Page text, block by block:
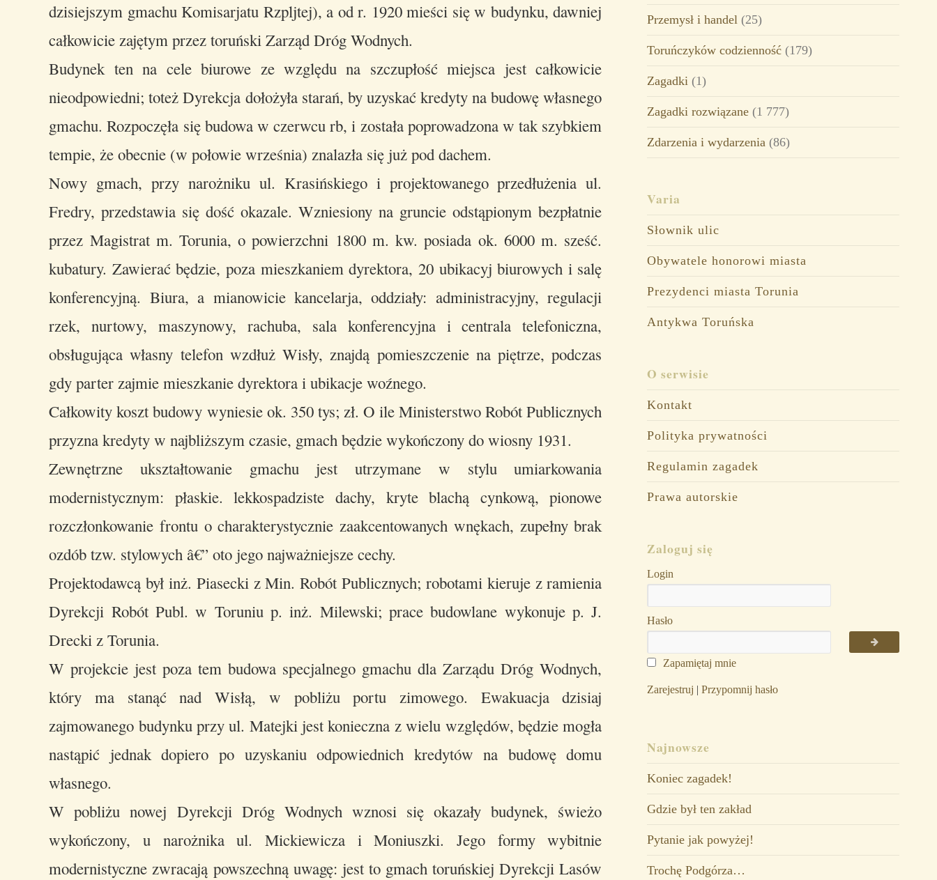
dzisiejszym gmachu Komisarjatu Rzpljtej), a od r. 1920 mieści się w budynku, dawniej
całkowicie zajętym przez toruński Zarząd Dróg Wodnych.
Budynek ten na cele biurowe ze względu na szczupłość miejsca jest całkowicie
nieodpowiedni; toteż Dyrekcja dołożyła starań, by uzyskać kredyty na budowę własnego
gmachu. Rozpoczęła się budowa w czerwcu rb, i została poprowadzona w tak szybkiem
tempie, że obecnie (w połowie września) znalazła się już pod dachem.
Nowy gmach, przy narożniku ul. Krasińskiego i projektowanego przedłużenia ul.
Fredry, przedstawia się dość okazale. Wzniesiony na gruncie odstąpionym bezpłatnie
przez Magistrat m. Torunia, o powierzchni 1800 m. kw. posiada ok. 6000 m. sześć.
kubatury. Zawierać będzie, poza mieszkaniem dyrektora, 20 ubikacyj biurowych i salę
konferencyjną. Biura, a mianowicie kancelarja, oddziały: administracyjny, regulacji
rzek, nurtowy, maszynowy, rachuba, sala konferencyjna i centrala telefoniczna,
obsługująca własny telefon wzdłuż Wisły, znajdą pomieszczenie na piętrze, podczas
gdy parter zajmie mieszkanie dyrektora i ubikacje woźnego.
Całkowity koszt budowy wyniesie ok. 350 tys; zł. O ile Ministerstwo Robót Publicznych
przyzna kredyty w najbliższym czasie, gmach będzie wykończony do wiosny 1931.
Zewnętrzne ukształtowanie gmachu jest utrzymane w stylu umiarkowania
modernistycznym: płaskie. lekkospadziste dachy, kryte blachą cynkową, pionowe
rozczłonkowanie frontu o charakterystycznie zaakcentowanych wnękach, zupełny brak
ozdób tzw. stylowych â€” oto jego najważniejsze cechy.
Projektodawcą był inż. Piasecki z Min. Robót Publicznych; robotami kieruje z ramienia
Dyrekcji Robót Publ. w Toruniu p. inż. Milewski; prace budowlane wykonuje p. J.
Drecki z Torunia.
W projekcie jest poza tem budowa specjalnego gmachu dla Zarządu Dróg Wodnych,
który ma stanąć nad Wisłą, w pobliżu portu zimowego. Ewakuacja dzisiaj
zajmowanego budynku przy ul. Matejki jest konieczna z wielu względów, będzie mogła
nastąpić jednak dopiero po uzyskaniu odpowiednich kredytów na budowę domu
własnego.
W pobliżu nowej Dyrekcji Dróg Wodnych wznosi się okazały budynek, świeżo
wykończony, u narożnika ul. Mickiewicza i Moniuszki. Jego formy wybitnie
modernistyczne zwracają powszechną uwagę: jest to gmach toruńskiej Dyrekcji Lasów
Przemysł i handel(25)
Toruńczyków codzienność(179)
Zagadki(1)
Zagadki rozwiązane(1 777)
Zdarzenia i wydarzenia(86)
Varia
Słownik ulic
Obywatele honorowi miasta
Prezydenci miasta Torunia
Antykwa Toruńska
O serwisie
Kontakt
Polityka prywatności
Regulamin zagadek
Prawa autorskie
Zaloguj się
Login
Hasło
Zapamiętaj mnie
Zarejestruj | Przypomnij hasło
Najnowsze
Koniec zagadek!
Gdzie był ten zakład
Pytanie jak powyżej!
Trochę Podgórza…